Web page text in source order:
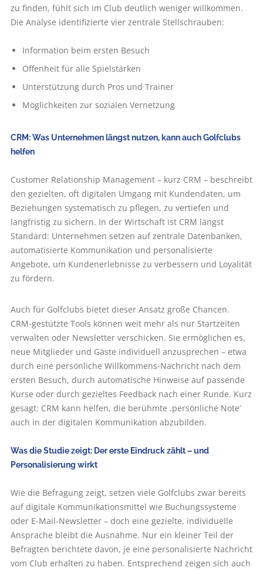
zu finden, fühlt sich im Club deutlich weniger willkommen.
Die Analyse identifizierte vier zentrale Stellschrauben:
Information beim ersten Besuch
Offenheit für alle Spielstärken
Unterstützung durch Pros und Trainer
Möglichkeiten zur sozialen Vernetzung
CRM: Was Unternehmen längst nutzen, kann auch Golfclubs
helfen
Customer Relationship Management – kurz CRM – beschreibt
den gezielten, oft digitalen Umgang mit Kundendaten, um
Beziehungen systematisch zu pflegen, zu vertiefen und
langfristig zu sichern. In der Wirtschaft ist CRM längst
Standard: Unternehmen setzen auf zentrale Datenbanken,
automatisierte Kommunikation und personalisierte
Angebote, um Kundenerlebnisse zu verbessern und Loyalität
zu fördern.
Auch für Golfclubs bietet dieser Ansatz große Chancen.
CRM-gestützte Tools können weit mehr als nur Startzeiten
verwalten oder Newsletter verschicken. Sie ermöglichen es,
neue Mitglieder und Gäste individuell anzusprechen – etwa
durch eine persönliche Willkommens-Nachricht nach dem
ersten Besuch, durch automatische Hinweise auf passende
Kurse oder durch gezieltes Feedback nach einer Runde. Kurz
gesagt: CRM kann helfen, die berühmte ,persönliche Note‘
auch in der digitalen Kommunikation abzubilden.
Was die Studie zeigt: Der erste Eindruck zählt – und
Personalisierung wirkt
Wie die Befragung zeigt, setzen viele Golfclubs zwar bereits
auf digitale Kommunikationsmittel wie Buchungssysteme
oder E-Mail-Newsletter – doch eine gezielte, individuelle
Ansprache bleibt die Ausnahme. Nur ein kleiner Teil der
Befragten berichtete davon, je eine personalisierte Nachricht
vom Club erhalten zu haben. Entsprechend zeigen sich auch